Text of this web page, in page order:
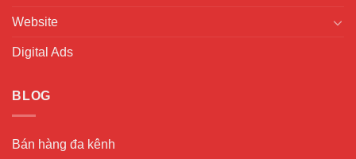
Website
Digital Ads
BLOG
Bán hàng đa kênh